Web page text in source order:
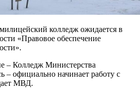
колледж ожидается в
«Правовое обеспечение
– Колледж Министерства
– официально начинает работу с
МВД.